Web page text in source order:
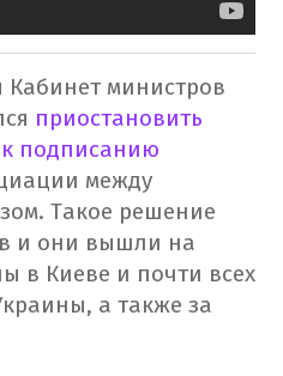
Кабинет министров
приостановить
к подписанию
между
Такое решение
и они вышли на
в Киеве и почти всех
а также за